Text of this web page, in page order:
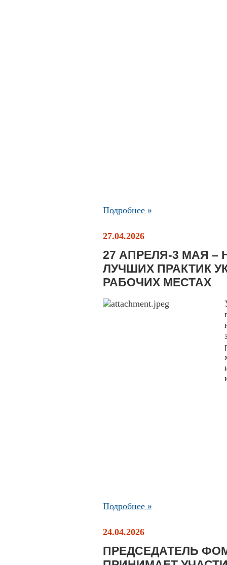
Подробнее »
27.04.2026
27 АПРЕЛЯ-3 МАЯ
ЛУЧШИХ ПРАКТИК
РАБОЧИХ МЕСТАХ
Подробнее »
24.04.2026
ПРЕДСЕДАТЕЛЬ